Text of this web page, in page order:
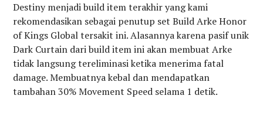
Destiny menjadi build item terakhir yang kami
rekomendasikan sebagai penutup set Build Arke Honor
of Kings Global tersakit ini. Alasannya karena pasif unik
Dark Curtain dari build item ini akan membuat Arke
tidak langsung tereliminasi ketika menerima fatal
damage. Membuatnya kebal dan mendapatkan
tambahan 30% Movement Speed selama 1 detik.